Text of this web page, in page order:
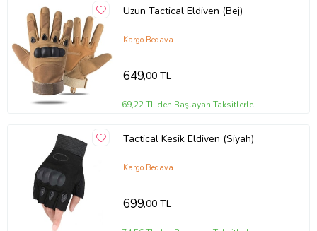
Uzun Tactical Eldiven (Bej)
Kargo Bedava
649,00 TL
69,22 TL'den Başlayan Taksitlerle
Tactical Kesik Eldiven (Siyah)
Kargo Bedava
699,00 TL